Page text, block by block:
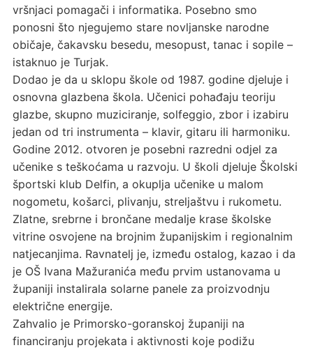
vršnjaci pomagači i informatika. Posebno smo
ponosni što njegujemo stare novljanske narodne
običaje, čakavsku besedu, mesopust, tanac i sopile –
istaknuo je Turjak.
Dodao je da u sklopu škole od 1987. godine djeluje i
osnovna glazbena škola. Učenici pohađaju teoriju
glazbe, skupno muziciranje, solfeggio, zbor i izabiru
jedan od tri instrumenta – klavir, gitaru ili harmoniku.
Godine 2012. otvoren je posebni razredni odjel za
učenike s teškoćama u razvoju. U školi djeluje Školski
športski klub Delfin, a okuplja učenike u malom
nogometu, košarci, plivanju, streljaštvu i rukometu.
Zlatne, srebrne i brončane medalje krase školske
vitrine osvojene na brojnim županijskim i regionalnim
natjecanjima. Ravnatelj je, između ostalog, kazao i da
je OŠ Ivana Mažuranića među prvim ustanovama u
županiji instalirala solarne panele za proizvodnju
električne energije.
Zahvalio je Primorsko-goranskoj županiji na
financiranju projekata i aktivnosti koje podižu